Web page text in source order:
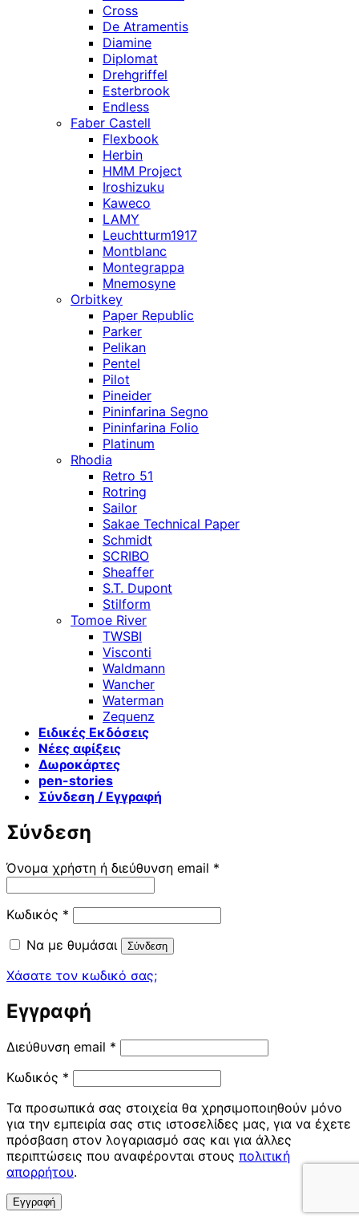
Cross
De Atramentis
Diamine
Diplomat
Drehgriffel
Esterbrook
Endless
Faber Castell
Flexbook
Herbin
HMM Project
Iroshizuku
Kaweco
LAMY
Leuchtturm1917
Montblanc
Montegrappa
Mnemosyne
Orbitkey
Paper Republic
Parker
Pelikan
Pentel
Pilot
Pineider
Pininfarina Segno
Pininfarina Folio
Platinum
Rhodia
Retro 51
Rotring
Sailor
Sakae Technical Paper
Schmidt
SCRIBO
Sheaffer
S.T. Dupont
Stilform
Tomoe River
TWSBI
Visconti
Waldmann
Wancher
Waterman
Zequenz
Ειδικές Εκδόσεις
Νέες αφίξεις
Δωροκάρτες
pen-stories
Σύνδεση / Εγγραφή
Σύνδεση
Όνομα χρήστη ή διεύθυνση email *
Κωδικός * Απαιτείται
Να με θυμάσαι
Σύνδεση
Χάσατε τον κωδικό σας;
Εγγραφή
Διεύθυνση email * Απαιτείται
Κωδικός * Απαιτείται
Τα προσωπικά σας στοιχεία θα χρησιμοποιηθούν μόνο
για την εμπειρία σας στις ιστοσελίδες μας, για να έχετε
πρόσβαση στον λογαριασμό σας και για άλλες
περιπτώσεις που αναφέρονται στους πολιτική
απορρήτου.
Εγγραφή